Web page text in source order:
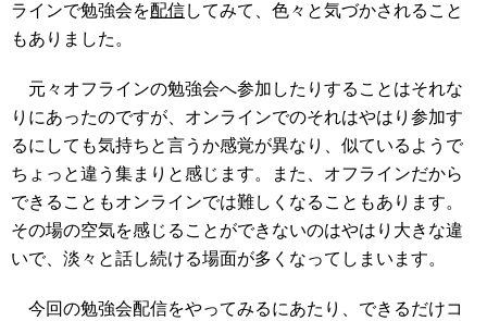
ラインで勉強会を配信してみて、色々と気づかされること
もありました。
元々オフラインの勉強会へ参加したりすることはそれな
りにあったのですが、オンラインでのそれはやはり参加す
るにしても気持ちと言うか感覚が異なり、似ているようで
ちょっと違う集まりと感じます。また、オフラインだから
できることもオンラインでは難しくなることもあります。
その場の空気を感じることができないのはやはり大きな違
いで、淡々と話し続ける場面が多くなってしまいます。
今回の勉強会配信をやってみるにあたり、できるだけコ